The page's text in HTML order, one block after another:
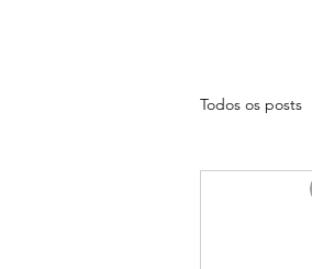
Todos os posts